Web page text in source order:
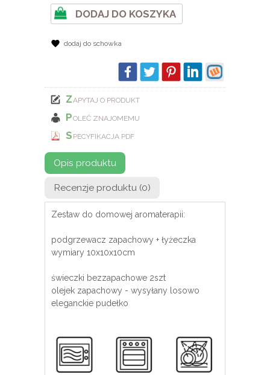
DODAJ DO KOSZYKA
dodaj do schowka
Z APYTAJ O PRODUKT
POLEĆ ZNAJOMEMU
S PECYFIKACJA PDF
Opis produktu
Recenzje produktu (0)
Zestaw do domowej aromaterapii:
podgrzewacz zapachowy + łyżeczka
wymiary 10x10x10cm
świeczki bezzapachowe 2szt
olejek zapachowy - wysyłany losowo
eleganckie pudełko